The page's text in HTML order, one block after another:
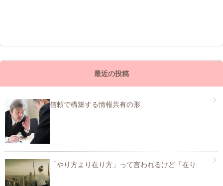
最近の投稿
信頼で構築する情報共有の形
「やり方より在り方」って言われるけど「在り